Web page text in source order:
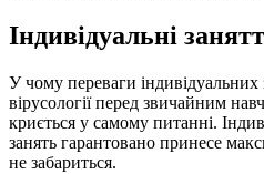
Індивідуальні
У чому переваги індивідуальних
вірусології перед звичайним
криється у самому питанні.
занять гарантовано принесе
не забариться.